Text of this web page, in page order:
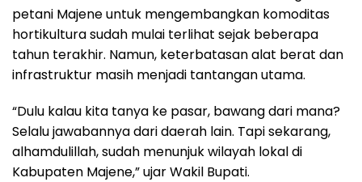
petani Majene untuk mengembangkan komoditas
hortikultura sudah mulai terlihat sejak beberapa
tahun terakhir. Namun, keterbatasan alat berat dan
infrastruktur masih menjadi tantangan utama.
“Dulu kalau kita tanya ke pasar, bawang dari mana?
Selalu jawabannya dari daerah lain. Tapi sekarang,
alhamdulillah, sudah menunjuk wilayah lokal di
Kabupaten Majene,” ujar Wakil Bupati.